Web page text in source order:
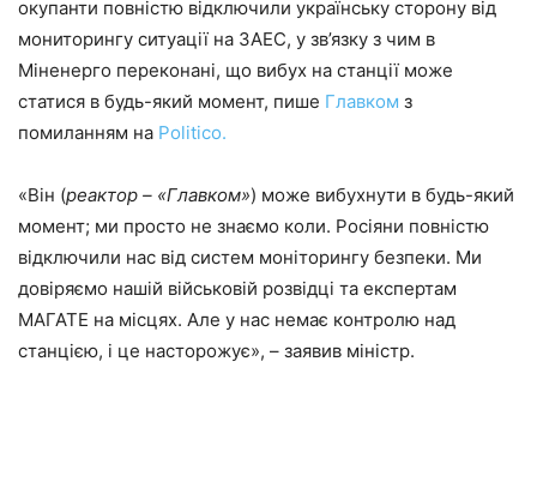
окупанти повністю відключили українську сторону від
мониторингу ситуації на ЗАЕС, у зв’язку з чим в
Міненерго переконані, що вибух на станції може
статися в будь-який момент, пише Главком з
помиланням на Politico.
«Він (реактор – «Главком») може вибухнути в будь-який
момент; ми просто не знаємо коли. Росіяни повністю
відключили нас від систем моніторингу безпеки. Ми
довіряємо нашій військовій розвідці та експертам
МАГАТЕ на місцях. Але у нас немає контролю над
станцією, і це насторожує», – заявив міністр.